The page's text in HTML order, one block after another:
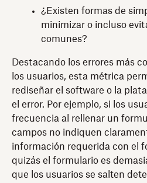
¿Existen formas de
minimizar o incluso
comunes?
Destacando los errores más
los usuarios, esta métrica
rediseñar el software o la
el error. Por ejemplo, si los
frecuencia al rellenar un
campos no indiquen
información requerida con el
quizás el formulario es
que los usuarios se salten